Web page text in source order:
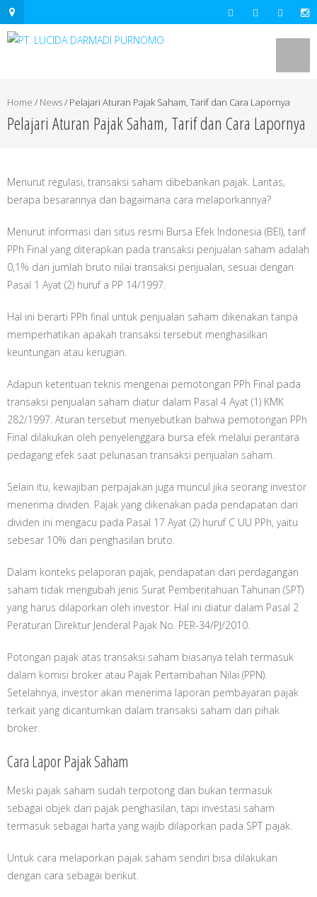
.mapouter{position:relative;text-
Home / News/ Pelajari Aturan Pajak Saham, Tarif dan Cara Lapornya
Pelajari Aturan Pajak Saham, Tarif dan Cara Lapornya
Menurut regulasi, transaksi saham dibebankan pajak. Lantas,
berapa besarannya dan bagaimana cara melaporkannya?
Menurut informasi dari situs resmi Bursa Efek Indonesia (BEI), tarif
PPh Final yang diterapkan pada transaksi penjualan saham adalah
0,1% dari jumlah bruto nilai transaksi penjualan, sesuai dengan
Pasal 1 Ayat (2) huruf a PP 14/1997.
Hal ini berarti PPh final untuk penjualan saham dikenakan tanpa
memperhatikan apakah transaksi tersebut menghasilkan
keuntungan atau kerugian.
Adapun ketentuan teknis mengenai pemotongan PPh Final pada
transaksi penjualan saham diatur dalam Pasal 4 Ayat (1) KMK
282/1997. Aturan tersebut menyebutkan bahwa pemotongan PPh
Final dilakukan oleh penyelenggara bursa efek melalui perantara
pedagang efek saat pelunasan transaksi penjualan saham.
Selain itu, kewajiban perpajakan juga muncul jika seorang investor
menerima dividen. Pajak yang dikenakan pada pendapatan dari
dividen ini mengacu pada Pasal 17 Ayat (2) huruf C UU PPh, yaitu
sebesar 10% dari penghasilan bruto.
Dalam konteks pelaporan pajak, pendapatan dari perdagangan
saham tidak mengubah jenis Surat Pemberitahuan Tahunan (SPT)
yang harus dilaporkan oleh investor. Hal ini diatur dalam Pasal 2
Peraturan Direktur Jenderal Pajak No. PER-34/PJ/2010.
Potongan pajak atas transaksi saham biasanya telah termasuk
dalam komisi broker atau Pajak Pertambahan Nilai (PPN).
Setelahnya, investor akan menerima laporan pembayaran pajak
terkait yang dicantumkan dalam transaksi saham dari pihak
broker.
Cara Lapor Pajak Saham
Meski pajak saham sudah terpotong dan bukan termasuk
sebagai objek dari pajak penghasilan, tapi investasi saham
termasuk sebagai harta yang wajib dilaporkan pada SPT pajak.
Untuk cara melaporkan pajak saham sendiri bisa dilakukan
dengan cara sebagai berikut.